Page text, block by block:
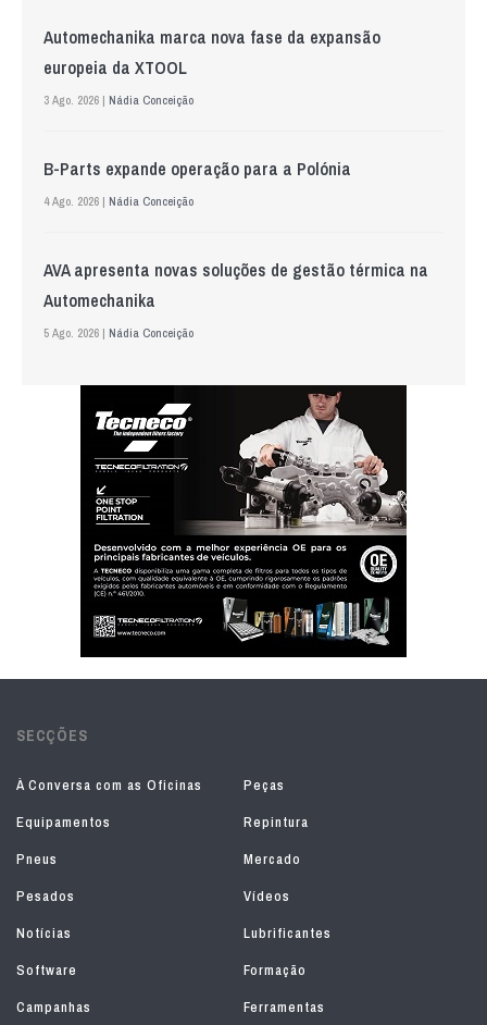
Automechanika marca nova fase da expansão
europeia da XTOOL
3 Ago. 2026 | Nádia Conceição
B-Parts expande operação para a Polónia
4 Ago. 2026 | Nádia Conceição
AVA apresenta novas soluções de gestão térmica na
Automechanika
5 Ago. 2026 | Nádia Conceição
SECÇÕES
À Conversa com as Oficinas
Peças
Equipamentos
Repintura
Pneus
Mercado
Pesados
Vídeos
Notícias
Lubrificantes
Software
Formação
Campanhas
Ferramentas